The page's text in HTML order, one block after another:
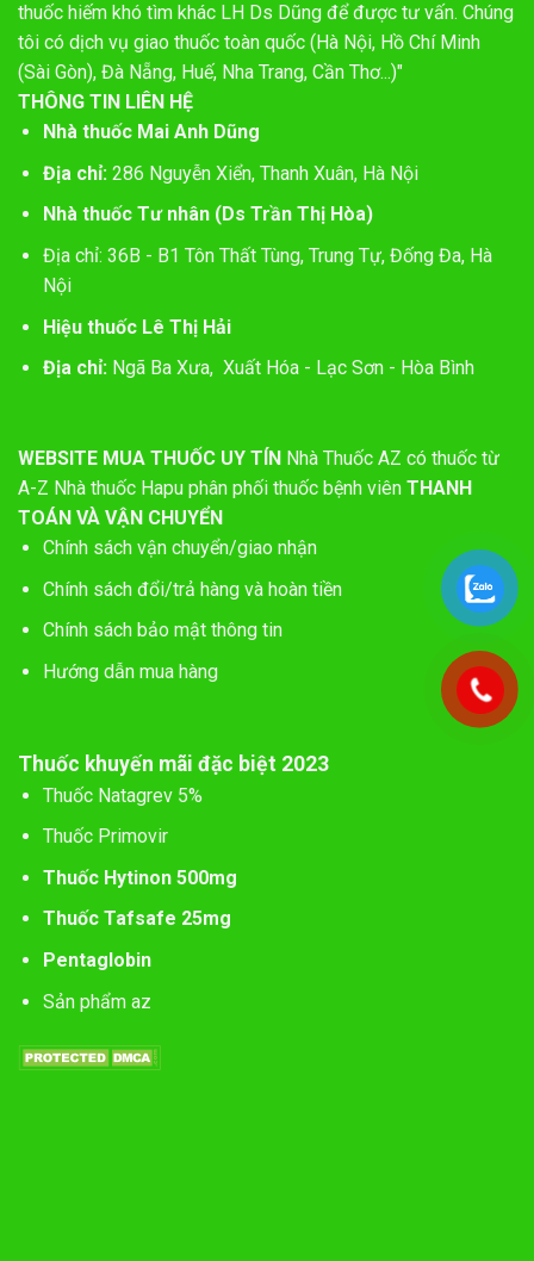
thuốc hiếm khó tìm khác LH Ds Dũng để được tư vấn. Chúng
tôi có dịch vụ giao thuốc toàn quốc (Hà Nội, Hồ Chí Minh
(Sài Gòn), Đà Nẵng, Huế, Nha Trang, Cần Thơ...)"
THÔNG TIN LIÊN HỆ
Nhà thuốc Mai Anh Dũng
Địa chỉ:286 Nguyễn Xiển, Thanh Xuân, Hà Nội
Nhà thuốc Tư nhân (Ds Trần Thị Hòa)
Địa chỉ: 36B - B1 Tôn Thất Tùng, Trung Tự, Đống Đa, Hà
Nội
Hiệu thuốc Lê Thị Hải
Địa chỉ: Ngã Ba Xưa, Xuất Hóa - Lạc Sơn - Hòa Bình
WEBSITE MUA THUỐC UY TÍN Nhà Thuốc AZ có thuốc từ
A-Z Nhà thuốc Hapu phân phối thuốc bệnh viên THANH
TOÁN VÀ VẬN CHUYỂN
Chính sách vận chuyển/giao nhận
Chính sách đổi/trả hàng và hoàn tiền
Chính sách bảo mật thông tin
Hướng dẫn mua hàng
Thuốc khuyến mãi đặc biệt 2023
Thuốc Natagrev 5%
Thuốc Primovir
Thuốc Hytinon 500mg
Thuốc Tafsafe 25mg
Pentaglobin
Sản phẩm az